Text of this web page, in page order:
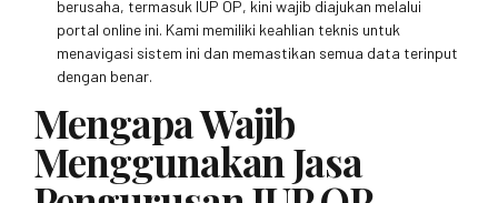
berusaha, termasuk IUP OP, kini wajib diajukan melalui
portal online ini. Kami memiliki keahlian teknis untuk
menavigasi sistem ini dan memastikan semua data terinput
dengan benar.
Mengapa Wajib
Menggunakan Jasa